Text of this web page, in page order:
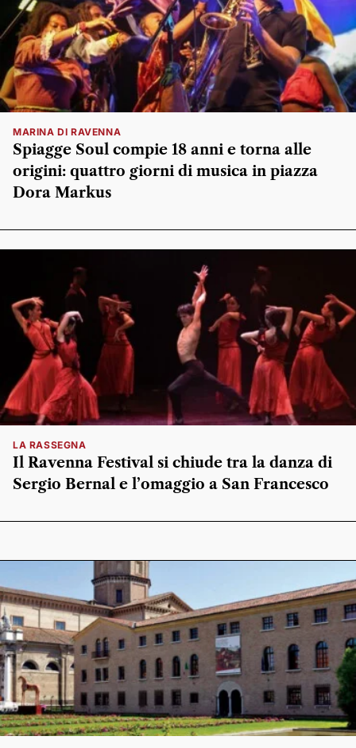
MARINA DI RAVENNA
Spiagge Soul compie 18 anni e torna alle
origini: quattro giorni di musica in piazza
Dora Markus
LA RASSEGNA
Il Ravenna Festival si chiude tra la danza di
Sergio Bernal e l’omaggio a San Francesco